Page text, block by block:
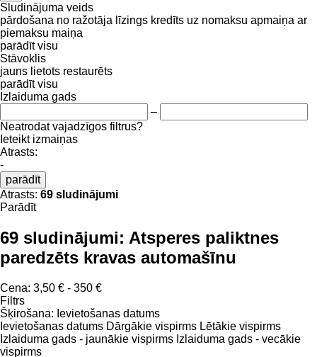
Sludinājuma veids
pārdošana no ražotāja līzings kredīts uz nomaksu apmaiņa ar
piemaksu maiņa
parādīt visu
Stāvoklis
jauns lietots restaurēts
parādīt visu
Izlaiduma gads
–
Neatrodat vajadzīgos filtrus?
Ieteikt izmaiņas
Atrasts:
-
parādīt
Atrasts: 69 sludinājumi
Parādīt
69 sludinājumi: Atsperes paliktnes
paredzēts kravas automašīnu
Cena: 3,50 € - 350 €
Filtrs
Šķirošana: Ievietošanas datums
Ievietošanas datums Dārgākie vispirms Lētākie vispirms
Izlaiduma gads - jaunākie vispirms Izlaiduma gads - vecākie
vispirms